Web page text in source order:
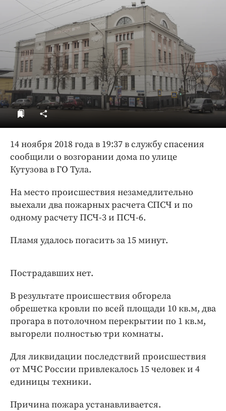
ДоброЦентр
Голодный шпион
14 ноября 2018 года в 19:37 в службу спасения
сообщили о возгорании дома по улице
Кутузова в ГО Тула.
На место происшествия незамедлительно
выехали два пожарных расчета СПСЧ и по
одному расчету ПСЧ-3 и ПСЧ-6.
Пламя удалось погасить за 15 минут.
Пострадавших нет.
В результате происшествия обгорела
обрешетка кровли по всей площади 10 кв.м, два
прогара в потолочном перекрытии по 1 кв.м,
выгорели полностью три комнаты.
Для ликвидации последствий происшествия
от МЧС России привлекалось 15 человек и 4
единицы техники.
Причина пожара устанавливается.